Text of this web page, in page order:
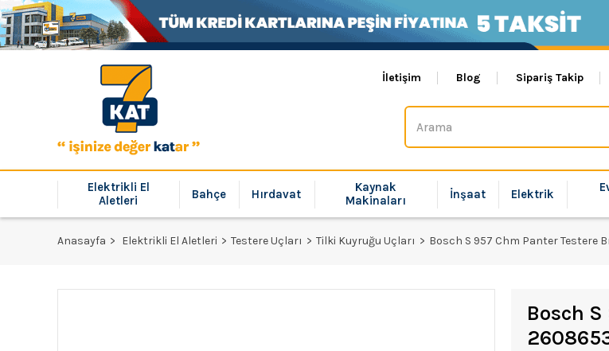
İletişim Blog Sipariş Takip
Elektrikli El
Aletleri
Bahçe Hırdavat
Kaynak
Makinaları
İnşaat Elektrik
Anasayfa Elektrikli El Aletleri Testere Uçları Tilki Kuyruğu Uçları Bosch S 957 Chm Panter Testere
Bosch S